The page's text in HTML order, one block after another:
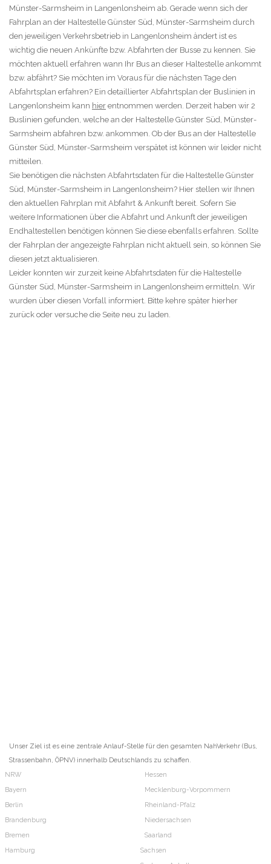
Münster-Sarmsheim in Langenlonsheim ab. Gerade wenn sich der
Fahrplan an der Haltestelle Günster Süd, Münster-Sarmsheim durch
den jeweiligen Verkehrsbetrieb in Langenlonsheim ändert ist es
wichtig die neuen Ankünfte bzw. Abfahrten der Busse zu kennen. Sie
möchten aktuell erfahren wann Ihr Bus an dieser Haltestelle ankommt
bzw. abfährt? Sie möchten im Voraus für die nächsten Tage den
Abfahrtsplan erfahren? Ein detaillierter Abfahrtsplan der Buslinien in
Langenlonsheim kann hier entnommen werden. Derzeit haben wir 2
Buslinien gefunden, welche an der Haltestelle Günster Süd, Münster-
Sarmsheim abfahren bzw. ankommen. Ob der Bus an der Haltestelle
Günster Süd, Münster-Sarmsheim verspätet ist können wir leider nicht
mitteilen.
Sie benötigen die nächsten Abfahrtsdaten für die Haltestelle Günster
Süd, Münster-Sarmsheim in Langenlonsheim? Hier stellen wir Ihnen
den aktuellen Fahrplan mit Abfahrt & Ankunft bereit. Sofern Sie
weitere Informationen über die Abfahrt und Ankunft der jeweiligen
Endhaltestellen benötigen können Sie diese ebenfalls erfahren. Sollte
der Fahrplan der angezeigte Fahrplan nicht aktuell sein, so können Sie
diesen jetzt aktualisieren.
Leider konnten wir zurzeit keine Abfahrtsdaten für die Haltestelle
Günster Süd, Münster-Sarmsheim in Langenlonsheim ermitteln. Wir
wurden über diesen Vorfall informiert. Bitte kehre später hierher
zurück oder versuche die Seite neu zu laden.
Unser Ziel ist es eine zentrale Anlauf-Stelle für den gesamten NahVerkehr (Bus,
Strassenbahn, ÖPNV) innerhalb Deutschlands zu schaffen.
NRW
Bayern
Berlin
Brandenburg
Bremen
Hamburg
Hessen
Mecklenburg-Vorpommern
Rheinland-Pfalz
Niedersachsen
Saarland
Sachsen